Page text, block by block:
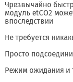
Чрезвычайно
модуль etCO2
впоследствии
Не требуется
Просто
Режим ожидания и